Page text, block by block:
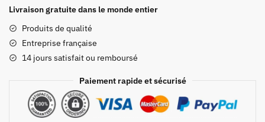
À
Silicone
Cœur
Livraison gratuite dans le monde entier
Produits de qualité
Entreprise française
14 jours satisfait ou remboursé
Paiement rapide et sécurisé